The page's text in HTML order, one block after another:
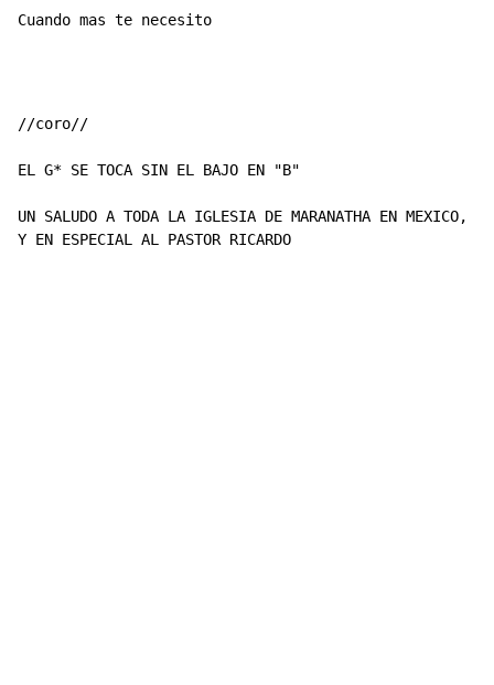
Cuando mas te necesito
//coro//
EL G* SE TOCA SIN EL BAJO EN "B"
UN SALUDO A TODA LA IGLESIA DE MARANATHA EN MEXICO,
Y EN ESPECIAL AL PASTOR RICARDO